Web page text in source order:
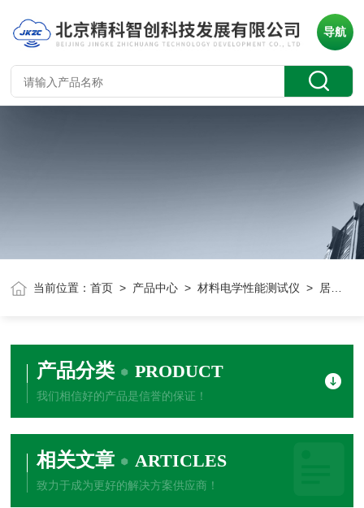
导航
当前位置：首页 > 产品中心 >材料电学性能测试仪 > 居里点温度测试仪
产品分类 PRODUCT
我们相信好的产品是信誉的保证！
相关文章 ARTICLES
致力于成为更好的解决方案供应商！